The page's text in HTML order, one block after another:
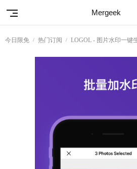
Mergeek
今日限免 热门订阅 LOGOL - 图片水印一键